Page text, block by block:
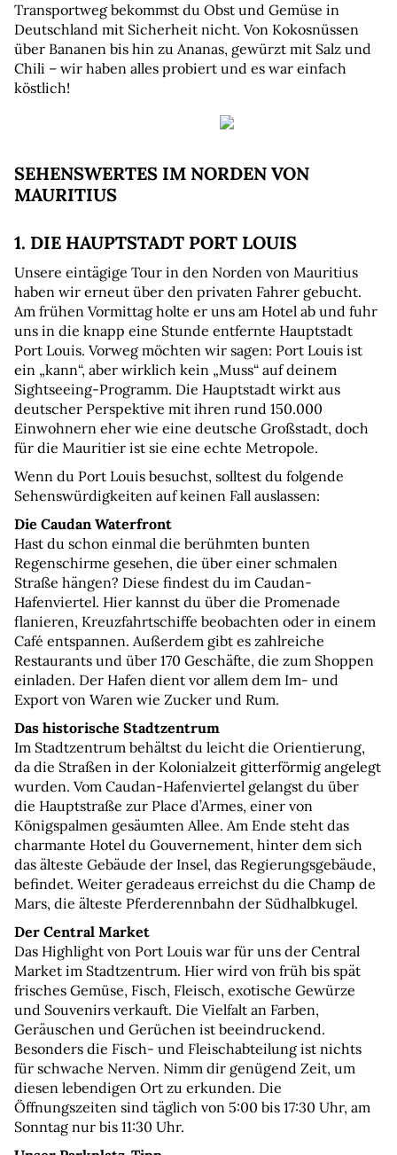
Transportweg bekommst du Obst und Gemüse in
Deutschland mit Sicherheit nicht. Von Kokosnüssen
über Bananen bis hin zu Ananas, gewürzt mit Salz und
Chili – wir haben alles probiert und es war einfach
köstlich!
SEHENSWERTES IM NORDEN VON
MAURITIUS
1. DIE HAUPTSTADT PORT LOUIS
Unsere eintägige Tour in den Norden von Mauritius
haben wir erneut über den privaten Fahrer gebucht.
Am frühen Vormittag holte er uns am Hotel ab und fuhr
uns in die knapp eine Stunde entfernte Hauptstadt
Port Louis. Vorweg möchten wir sagen: Port Louis ist
ein „kann“, aber wirklich kein „Muss“ auf deinem
Sightseeing-Programm. Die Hauptstadt wirkt aus
deutscher Perspektive mit ihren rund 150.000
Einwohnern eher wie eine deutsche Großstadt, doch
für die Mauritier ist sie eine echte Metropole.
Wenn du Port Louis besuchst, solltest du folgende
Sehenswürdigkeiten auf keinen Fall auslassen:
Die Caudan Waterfront
Hast du schon einmal die berühmten bunten
Regenschirme gesehen, die über einer schmalen
Straße hängen? Diese findest du im Caudan-
Hafenviertel. Hier kannst du über die Promenade
flanieren, Kreuzfahrtschiffe beobachten oder in einem
Café entspannen. Außerdem gibt es zahlreiche
Restaurants und über 170 Geschäfte, die zum Shoppen
einladen. Der Hafen dient vor allem dem Im- und
Export von Waren wie Zucker und Rum.
Das historische Stadtzentrum
Im Stadtzentrum behältst du leicht die Orientierung,
da die Straßen in der Kolonialzeit gitterförmig angelegt
wurden. Vom Caudan-Hafenviertel gelangst du über
die Hauptstraße zur Place d’Armes, einer von
Königspalmen gesäumten Allee. Am Ende steht das
charmante Hotel du Gouvernement, hinter dem sich
das älteste Gebäude der Insel, das Regierungsgebäude,
befindet. Weiter geradeaus erreichst du die Champ de
Mars, die älteste Pferderennbahn der Südhalbkugel.
Der Central Market
Das Highlight von Port Louis war für uns der Central
Market im Stadtzentrum. Hier wird von früh bis spät
frisches Gemüse, Fisch, Fleisch, exotische Gewürze
und Souvenirs verkauft. Die Vielfalt an Farben,
Geräuschen und Gerüchen ist beeindruckend.
Besonders die Fisch- und Fleischabteilung ist nichts
für schwache Nerven. Nimm dir genügend Zeit, um
diesen lebendigen Ort zu erkunden. Die
Öffnungszeiten sind täglich von 5:00 bis 17:30 Uhr, am
Sonntag nur bis 11:30 Uhr.